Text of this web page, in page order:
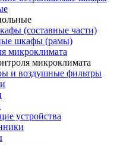
(составные части)
шкафы (рамы)
микроклимата
микроклимата
и воздушные фильтры
устройства